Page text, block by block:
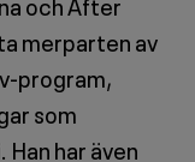
merparten av
program,
som
har även